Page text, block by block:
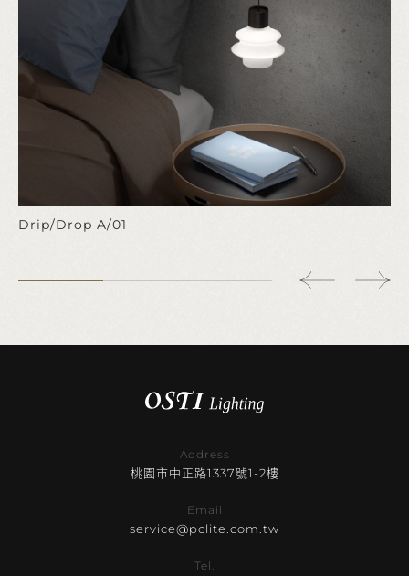
Drip/Drop A/01
Address
桃園市中正路1337號1-2樓
Email
service@pclite.com.tw
Tel.